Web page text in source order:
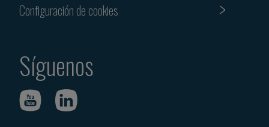
Configuración de cookies
Síguenos